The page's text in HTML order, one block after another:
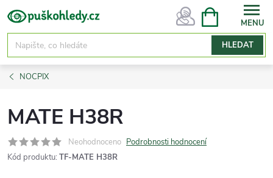
Přejít
na
obsah
HLEDAT
NÁKUPNÍ
NOCPIX
MATE H38R
Neohodnoceno Podrobnosti hodnocení
Kód produktu: TF-MATE H38R